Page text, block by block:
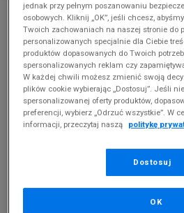
* Zdjęcie poglądowe
NIKE WMNS AIR MAX 97
Produkt pochodzi z końcówek
sezonów lub z ekspozycji.Szczegóły.
449,99 zł
PRODUKT NIEDOSTĘPNY
Jeśli artykuł będzie ponownie
jednak przy pełnym poszanowaniu
osobowych. Kliknij „OK”, jeśli chcesz,
Twoich zachowaniach na naszej stronie do
personalizowanych specjalnie dla Ciebie
produktów dopasowanych do Twoich
spersonalizowanych reklam czy
W każdej chwili możesz zmienić swoją
plików cookie wybierając „Dostosuj”. Jeśli
spersonalizowanej oferty produktów,
preferencji, wybierz „Odrzuć wszystkie”. W
informacji, przeczytaj naszą
politykę
Dostosuj
OK